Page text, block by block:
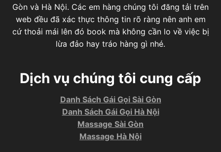
Gòn và Hà Nội. Các em hàng chúng tôi đăng tải trên
web đều đã xác thực thông tin rõ ràng nên anh em
cứ thoải mái lên đó book mà không cần lo về việc bị
lừa đảo hay tráo hàng gì nhé.
Dịch vụ chúng tôi cung cấp
Danh Sách Gái Gọi Sài Gòn
Danh Sách Gái Gọi Hà Nội
Massage Sài Gòn
Massage Hà Nội